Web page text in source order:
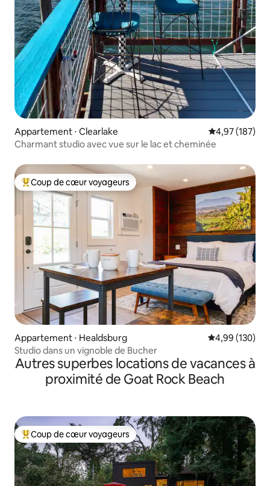
Appartement ⋅ Clearlake Évaluation
4,97 (187)
Charmant studio avec vue sur le lac et cheminée
Coups de cœur voyageurs les plus appréciés
Coup de cœur voyageurs
Appartement ⋅ Healdsburg Évaluation
4,99 (130)
Studio dans un vignoble de Bucher
Autres superbes locations de vacances à
proximité de Goat Rock Beach
Coups de cœur voyageurs les plus appréciés
Coup de cœur voyageurs